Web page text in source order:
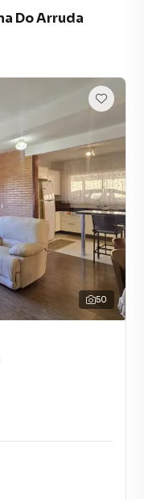
Do Arruda
50